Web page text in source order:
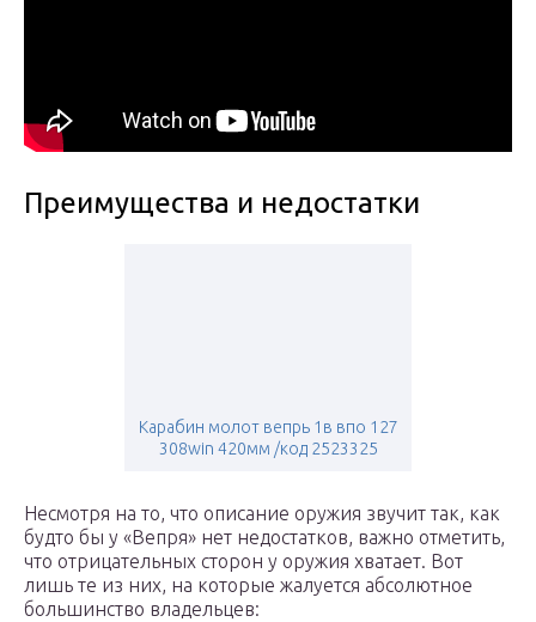
Преимущества и недостатки
Карабин молот вепрь 1в впо 127
308win 420мм /код 2523325
Несмотря на то, что описание оружия звучит так, как
будто бы у «Вепря» нет недостатков, важно отметить,
что отрицательных сторон у оружия хватает. Вот
лишь те из них, на которые жалуется абсолютное
большинство владельцев: